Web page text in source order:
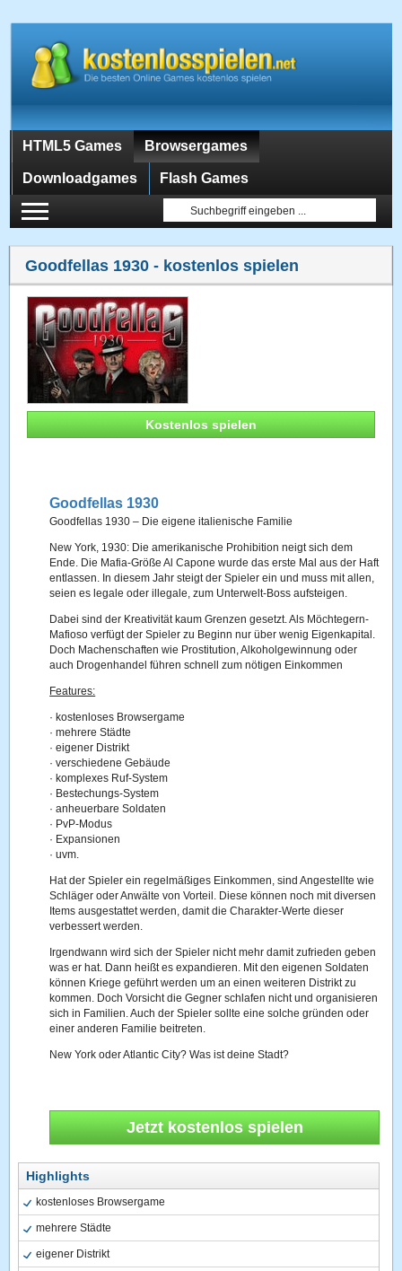
HTML5 Games Browsergames
Downloadgames Flash Games
Goodfellas 1930 - kostenlos spielen
Kostenlos spielen
Goodfellas 1930
Goodfellas 1930 – Die eigene italienische Familie
New York, 1930: Die amerikanische Prohibition neigt sich dem
Ende. Die Mafia-Größe Al Capone wurde das erste Mal aus der Haft
entlassen. In diesem Jahr steigt der Spieler ein und muss mit allen,
seien es legale oder illegale, zum Unterwelt-Boss aufsteigen.
Dabei sind der Kreativität kaum Grenzen gesetzt. Als Möchtegern-
Mafioso verfügt der Spieler zu Beginn nur über wenig Eigenkapital.
Doch Machenschaften wie Prostitution, Alkoholgewinnung oder
auch Drogenhandel führen schnell zum nötigen Einkommen
Features:
· kostenloses Browsergame
· mehrere Städte
· eigener Distrikt
· verschiedene Gebäude
· komplexes Ruf-System
· Bestechungs-System
· anheuerbare Soldaten
· PvP-Modus
· Expansionen
· uvm.
Hat der Spieler ein regelmäßiges Einkommen, sind Angestellte wie
Schläger oder Anwälte von Vorteil. Diese können noch mit diversen
Items ausgestattet werden, damit die Charakter-Werte dieser
verbessert werden.
Irgendwann wird sich der Spieler nicht mehr damit zufrieden geben
was er hat. Dann heißt es expandieren. Mit den eigenen Soldaten
können Kriege geführt werden um an einen weiteren Distrikt zu
kommen. Doch Vorsicht die Gegner schlafen nicht und organisieren
sich in Familien. Auch der Spieler sollte eine solche gründen oder
einer anderen Familie beitreten.
New York oder Atlantic City? Was ist deine Stadt?
Jetzt kostenlos spielen
Highlights
kostenloses Browsergame
mehrere Städte
eigener Distrikt